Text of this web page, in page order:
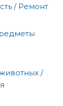
/ Ремонт
/